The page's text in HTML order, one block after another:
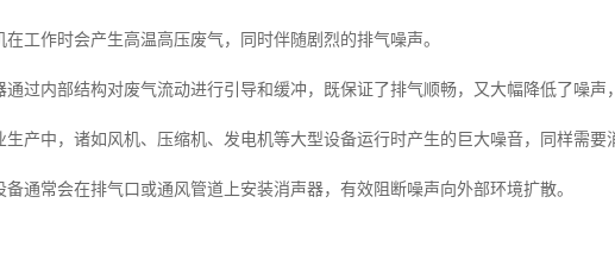
在工作时会产生高温高压废气，同时伴随剧烈的排气噪声。
通过内部结构对废气流动进行引导和缓冲，既保证了排气顺畅，又大幅降低了噪
生产中，诸如风机、压缩机、发电机等大型设备运行时产生的巨大噪音，同样需要
备通常会在排气口或通风管道上安装消声器，有效阻断噪声向外部环境扩散。